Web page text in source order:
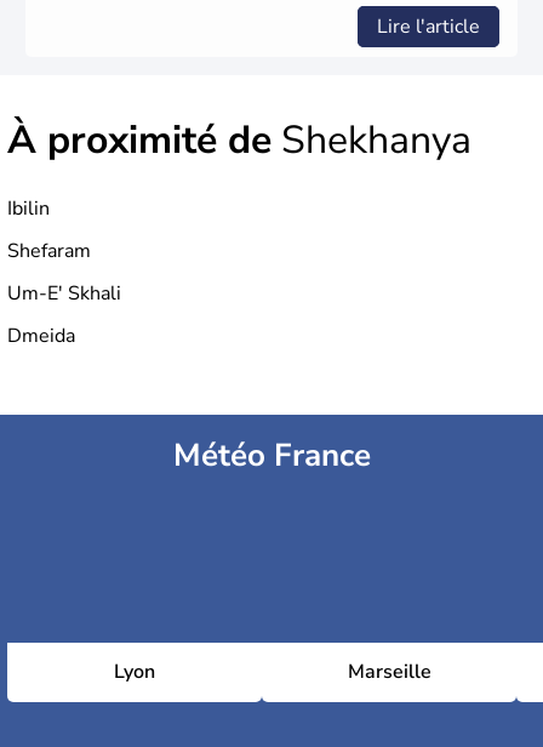
Lire l'article
À proximité de Shekhanya
Ibilin
Shefaram
Um-E' Skhali
Dmeida
Météo France
Lyon Marseille